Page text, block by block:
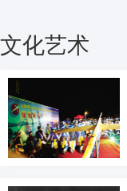
文化艺术